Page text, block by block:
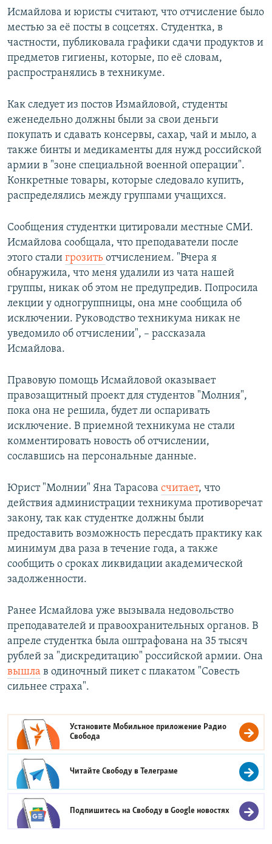
Исмайлова и юристы считают, что отчисление было
местью за её посты в соцсетях. Студентка, в
частности, публиковала графики сдачи продуктов и
предметов гигиены, которые, по её словам,
распространялись в техникуме.
Как следует из постов Измайловой, студенты
еженедельно должны были за свои деньги
покупать и сдавать консервы, сахар, чай и мыло, а
также бинты и медикаменты для нужд российской
армии в "зоне специальной военной операции".
Конкретные товары, которые следовало купить,
распределялись между группами учащихся.
Сообщения студентки цитировали местные СМИ.
Исмайлова сообщала, что преподаватели после
этого стали грозить отчислением. "Вчера я
обнаружила, что меня удалили из чата нашей
группы, никак об этом не предупредив. Попросила
лекции у одногруппницы, она мне сообщила об
исключении. Руководство техникума никак не
уведомило об отчислении", – рассказала
Исмайлова.
Правовую помощь Исмайловой оказывает
правозащитный проект для студентов "Молния",
пока она не решила, будет ли оспаривать
исключение. В приемной техникума не стали
комментировать новость об отчислении,
сославшись на персональные данные.
Юрист "Молнии" Яна Тарасова считает, что
действия администрации техникума противоречат
закону, так как студентке должны были
предоставить возможность пересдать практику как
минимум два раза в течение года, а также
сообщить о сроках ликвидации академической
задолженности.
Ранее Исмайлова уже вызывала недовольство
преподавателей и правоохранительных органов. В
апреле студентка была оштрафована на 35 тысяч
рублей за "дискредитацию" российской армии. Она
вышла в одиночный пикет с плакатом "Совесть
сильнее страха".
Установите Мобильное приложение Радио
Свобода
Читайте Свободу вТелеграме
Подпишитесь на Свободу вGoogle новостях